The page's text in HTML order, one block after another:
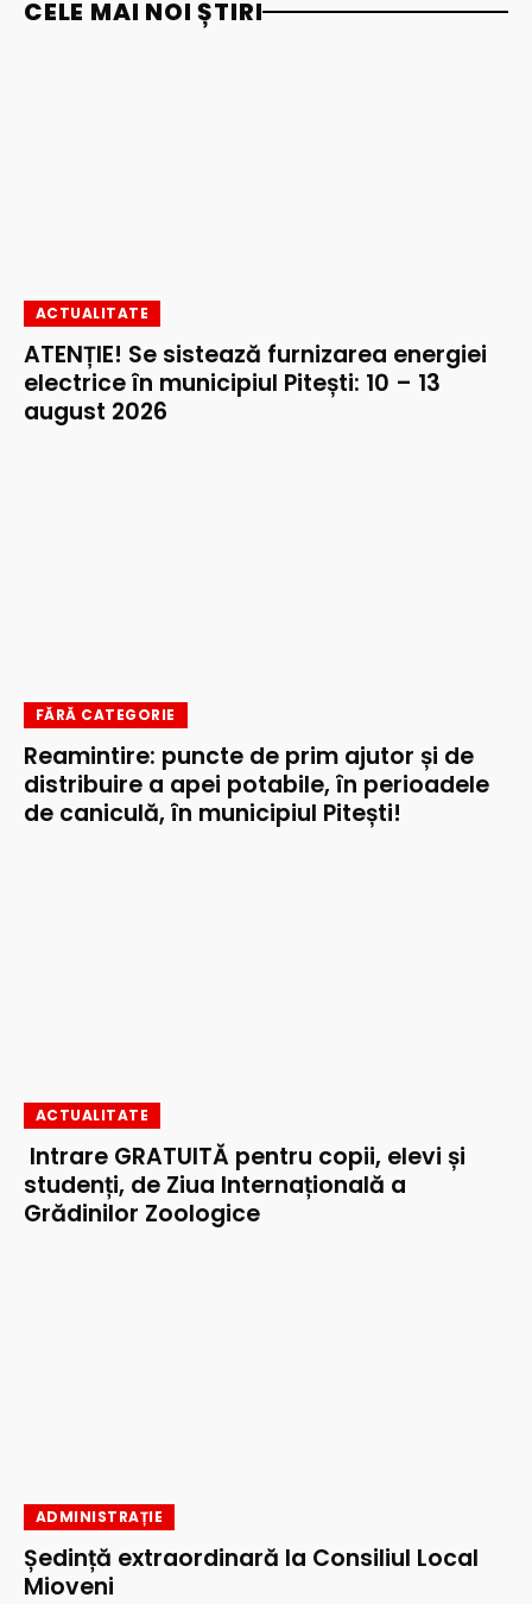
CELE MAI NOI ȘTIRI
ACTUALITATE
ATENȚIE! Se sistează furnizarea energiei
electrice în municipiul Pitești: 10 – 13
august 2026
FĂRĂ CATEGORIE
Reamintire: puncte de prim ajutor și de
distribuire a apei potabile, în perioadele
de caniculă, în municipiul Pitești!
ACTUALITATE
Intrare GRATUITĂ pentru copii, elevi și
studenți, de Ziua Internațională a
Grădinilor Zoologice
ADMINISTRAȚIE
Ședință extraordinară la Consiliul Local
Mioveni